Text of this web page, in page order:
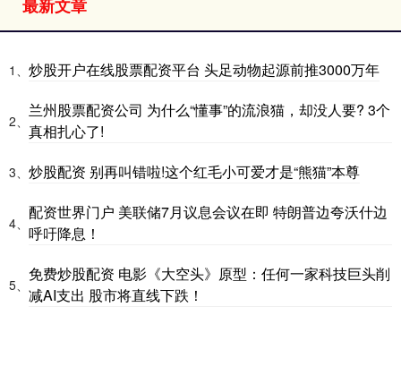
最新文章
1、 炒股开户在线股票配资平台 头足动物起源前推3000万年
2、
兰州股票配资公司 为什么“懂事”的流浪猫，却没人要? 3个
真相扎心了!
3、 炒股配资 别再叫错啦!这个红毛小可爱才是“熊猫”本尊
4、
配资世界门户 美联储7月议息会议在即 特朗普边夸沃什边
呼吁降息！
5、
免费炒股配资 电影《大空头》原型：任何一家科技巨头削
减AI支出 股市将直线下跌！